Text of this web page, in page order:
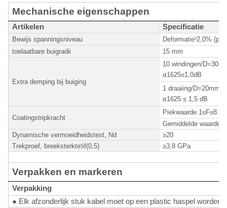
Mechanische eigenschappen
Artikelen Specificatie
Bewijs spanningsniveau Deformatie³2,0%
toelaatbare buigradii
15 mm
Extra demping bij buiging
10 windingen/
α1625≤1,0dB
1 draaiing/D=20mm
α1625 ≤ 1,5 dB
Coatingstripkracht
Piekwaarde:1≤F≤8.9
Gemiddelde waarde
Dynamische vermoeidheidstest, Nd
≥20
Trekproef, breeksterkteSf(0,5) ≥3,8 GPa
Verpakken en markeren
Verpakking
● Elk afzonderlijk stuk kabel moet op een plastic haspel worden